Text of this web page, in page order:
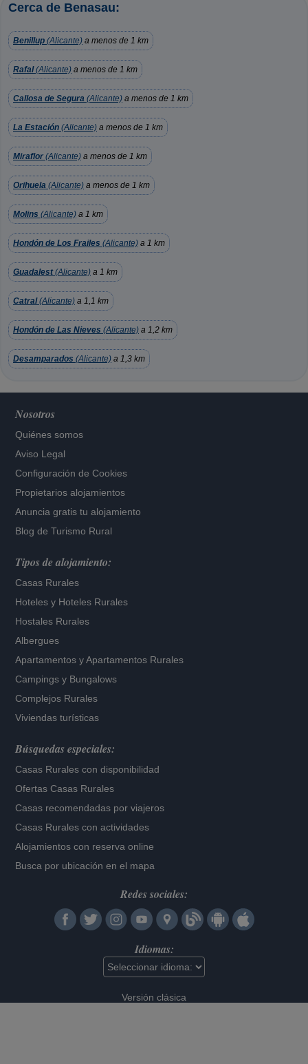
Cerca de Benasau:
Benillup (Alicante) a menos de 1 km
Rafal(Alicante) a menos de 1 km
Callosa de Segura (Alicante) a menos de 1 km
La Estación (Alicante) a menos de 1 km
Miraflor (Alicante) a menos de 1 km
Orihuela (Alicante) a menos de 1 km
Molins (Alicante) a 1 km
Hondón de Los Frailes (Alicante) a 1 km
Guadalest(Alicante) a 1 km
Catral(Alicante) a 1,1 km
Hondón de Las Nieves (Alicante) a 1,2 km
Desamparados (Alicante) a 1,3 km
Nosotros
Quiénes somos
Aviso Legal
Configuración de Cookies
Propietarios alojamientos
Anuncia gratis tu alojamiento
Blog de Turismo Rural
Tipos de alojamiento:
Casas Rurales
Hoteles y Hoteles Rurales
Hostales Rurales
Albergues
Apartamentos yApartamentos Rurales
Campings y Bungalows
Complejos Rurales
Viviendas turísticas
Búsquedas especiales:
Casas Rurales con disponibilidad
Ofertas Casas Rurales
Casas recomendadas por viajeros
Casas Rurales con actividades
Alojamientos con reserva online
Busca por ubicación en el mapa
Redes sociales:
Idiomas:
Versión clásica